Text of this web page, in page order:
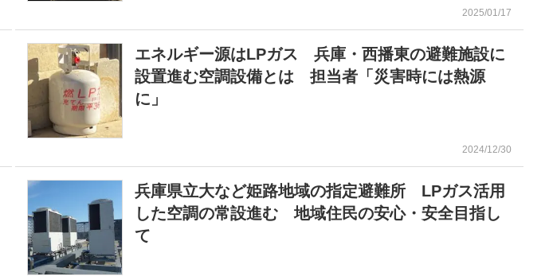
2025/01/17
エネルギー源はLPガス 兵庫・西播東の避難施設に
設置進む空調設備とは 担当者「災害時には熱源
に」
2024/12/30
兵庫県立大など姫路地域の指定避難所 LPガス活用
した空調の常設進む 地域住民の安心・安全目指し
て